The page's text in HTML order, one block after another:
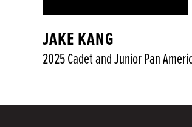
JAKE KANG
2025 Cadet and Junior Pan